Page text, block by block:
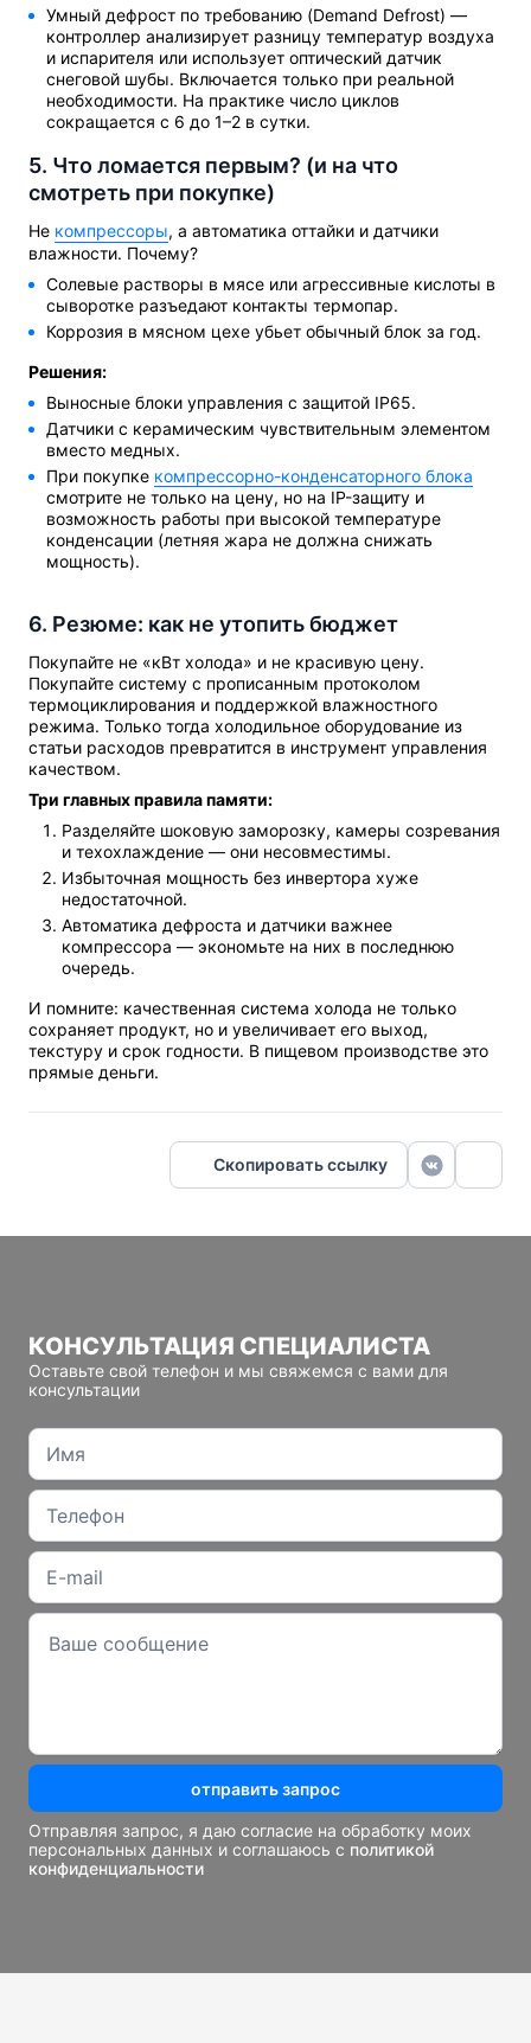
Умный дефрост по требованию (Demand Defrost) —
контроллер анализирует разницу температур воздуха
и испарителя или использует оптический датчик
снеговой шубы. Включается только при реальной
необходимости. На практике число циклов
сокращается с 6 до 1–2 в сутки.
5. Что ломается первым? (и на что
смотреть при покупке)
Не компрессоры, а автоматика оттайки и датчики
влажности. Почему?
Солевые растворы в мясе или агрессивные кислоты в
сыворотке разъедают контакты термопар.
Коррозия в мясном цехе убьет обычный блок за год.
Решения:
Выносные блоки управления с защитой IP65.
Датчики с керамическим чувствительным элементом
вместо медных.
При покупке компрессорно-конденсаторного блока
смотрите не только на цену, но на IP-защиту и
возможность работы при высокой температуре
конденсации (летняя жара не должна снижать
мощность).
6. Резюме: как не утопить бюджет
Покупайте не «кВт холода» и не красивую цену.
Покупайте систему с прописанным протоколом
термоциклирования и поддержкой влажностного
режима. Только тогда холодильное оборудование из
статьи расходов превратится в инструмент управления
качеством.
Три главных правила памяти:
Разделяйте шоковую заморозку, камеры созревания
и техохлаждение — они несовместимы.
Избыточная мощность без инвертора хуже
недостаточной.
Автоматика дефроста и датчики важнее
компрессора — экономьте на них в последнюю
очередь.
И помните: качественная система холода не только
сохраняет продукт, но и увеличивает его выход,
текстуру и срок годности. В пищевом производстве это
прямые деньги.
Скопировать ссылку
КОНСУЛЬТАЦИЯ СПЕЦИАЛИСТА
Оставьте свой телефон и мы свяжемся с вами для
консультации
отправить запрос
Отправляя запрос, я даю согласие на обработку моих
персональных данных и соглашаюсь с политикой
конфиденциальности